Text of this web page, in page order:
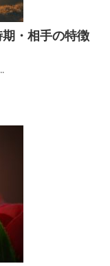
・相手の特徴